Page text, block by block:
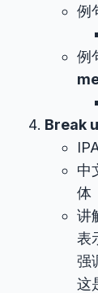
例
例
Break
中
体
讲
表
强
这